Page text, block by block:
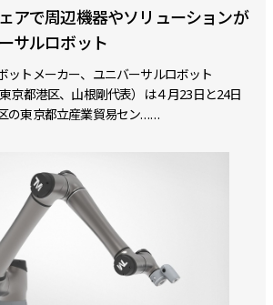
アで周辺機器やソリューションが
サルロボット
ットメーカー、ユニバーサルロボット
東京都港区、山根剛代表）は４月23日と24日
の東京都立産業貿易セン……